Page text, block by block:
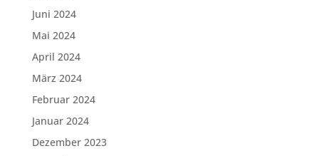
Juni 2024
Mai 2024
April 2024
März 2024
Februar 2024
Januar 2024
Dezember 2023